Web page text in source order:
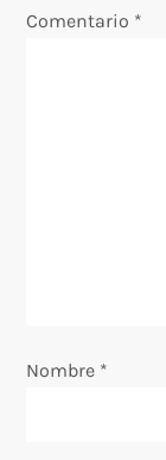
i
n
Comentario *
Nombre *